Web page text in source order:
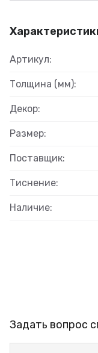
Артикул:
Толщина (мм):
Декор:
Размер:
Поставщик:
Тиснение:
Наличие:
Задать вопрос